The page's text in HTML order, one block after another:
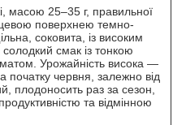
масою 25–35 г, правильної
поверхнею темно-
соковита, із високим
смак із тонкою
Урожайність висока —
початку червня, залежно від
плодоносить раз за сезон,
та відмінною